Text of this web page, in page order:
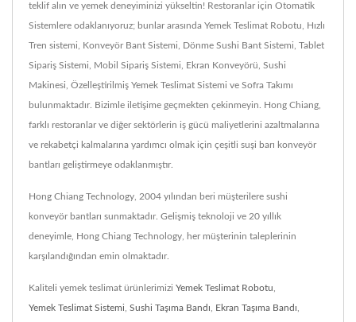
teklif alın ve yemek deneyiminizi yükseltin! Restoranlar için Otomatik
Sistemlere odaklanıyoruz; bunlar arasında Yemek Teslimat Robotu, Hızlı
Tren sistemi, Konveyör Bant Sistemi, Dönme Sushi Bant Sistemi, Tablet
Sipariş Sistemi, Mobil Sipariş Sistemi, Ekran Konveyörü, Sushi
Makinesi, Özelleştirilmiş Yemek Teslimat Sistemi ve Sofra Takımı
bulunmaktadır. Bizimle iletişime geçmekten çekinmeyin. Hong Chiang,
farklı restoranlar ve diğer sektörlerin iş gücü maliyetlerini azaltmalarına
ve rekabetçi kalmalarına yardımcı olmak için çeşitli suşi barı konveyör
bantları geliştirmeye odaklanmıştır.
Hong Chiang Technology, 2004 yılından beri müşterilere sushi
konveyör bantları sunmaktadır. Gelişmiş teknoloji ve 20 yıllık
deneyimle, Hong Chiang Technology, her müşterinin taleplerinin
karşılandığından emin olmaktadır.
Kaliteli yemek teslimat ürünlerimizi Yemek Teslimat Robotu
Yemek Teslimat Sistemi Sushi Taşıma Bandı Ekran Taşıma Bandı